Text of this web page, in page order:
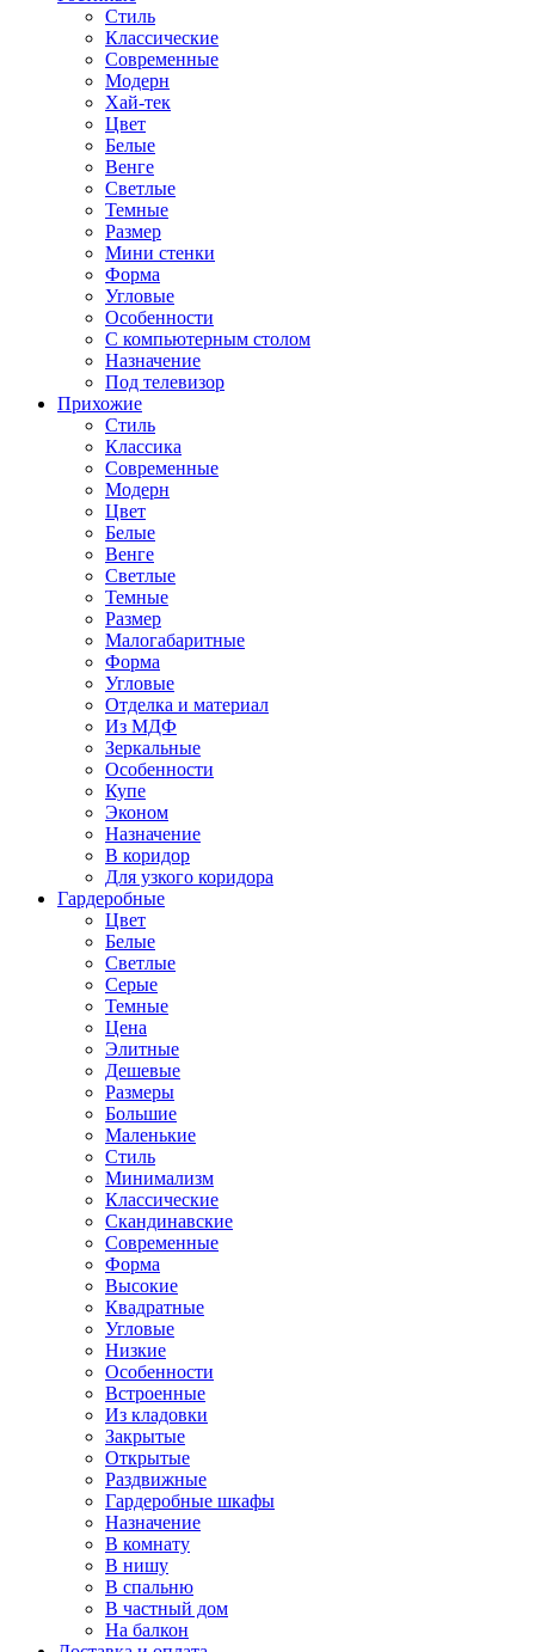
Стиль
Классические
Современные
Модерн
Хай-тек
Цвет
Белые
Венге
Светлые
Темные
Размер
Мини стенки
Форма
Угловые
Особенности
С компьютерным столом
Назначение
Под телевизор
Прихожие
Стиль
Классика
Современные
Модерн
Цвет
Белые
Венге
Светлые
Темные
Размер
Малогабаритные
Форма
Угловые
Отделка и материал
Из МДФ
Зеркальные
Особенности
Купе
Эконом
Назначение
В коридор
Для узкого коридора
Гардеробные
Цвет
Белые
Светлые
Серые
Темные
Цена
Элитные
Дешевые
Размеры
Большие
Маленькие
Стиль
Минимализм
Классические
Скандинавские
Современные
Форма
Высокие
Квадратные
Угловые
Низкие
Особенности
Встроенные
Из кладовки
Закрытые
Открытые
Раздвижные
Гардеробные шкафы
Назначение
В комнату
В нишу
В спальню
В частный дом
На балкон